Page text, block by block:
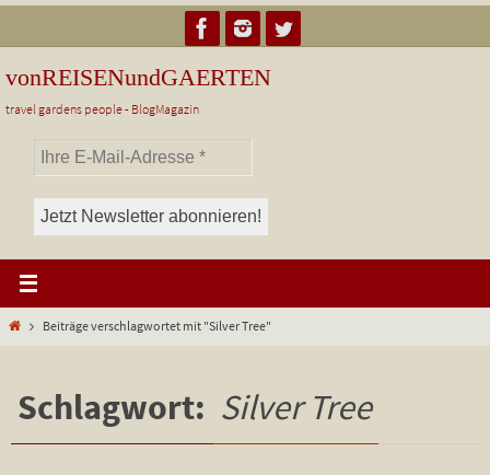
Inhalt
springen
vonREISENundGAERTEN
travel gardens people - BlogMagazin
StartBeiträge verschlagwortet mit "Silver Tree"
Schlagwort: Silver Tree